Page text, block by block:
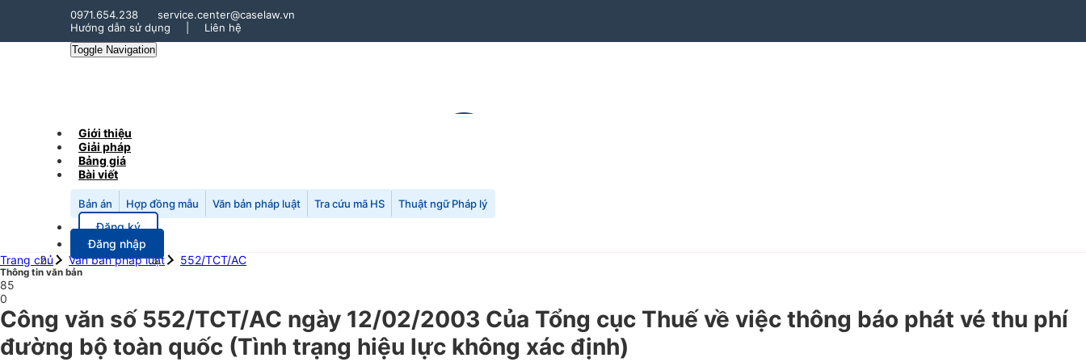
0971.654.238
service.center@caselaw.vn
Hướng dẫn sử dụng
Liên hệ
Toggle Navigation
Giới thiệu
Giải pháp
Bảng giá
Bài viết
Bản án Hợp đồng mẫu Văn bản pháp luật Tra cứu mã HS Thuật ngữ Pháp lý
Đăng ký
Đăng nhập
Trang chủ
Văn bản pháp luật 552/TCT/AC
Thông tin văn bản
85
0
Công văn số 552/TCT/AC ngày 12/02/2003 Của Tổng cục Thuế về việc thông báo phát vé thu phí
đường bộ toàn quốc (Tình trạng hiệu lực không xác định)